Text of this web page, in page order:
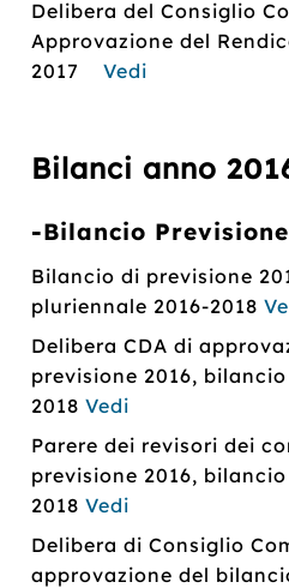
Delibera del Consiglio
Approvazione del
2017Vedi
Bilanci anno
-Bilancio
Bilancio di previsione
pluriennale 2016-2018
Delibera CDA di
previsione 2016,
2018Vedi
Parere dei revisori dei
previsione 2016,
2018Vedi
Delibera di Consiglio
approvazione del